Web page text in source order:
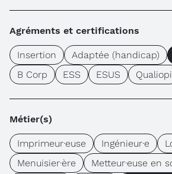
Agréments et certifications
Insertion Adaptée (handicap)
B Corp
ESS ESUS Qualiopi
Métier(s)
Imprimeur·euse Ingénieur·e
Menuisier·ère
Metteur·euse en